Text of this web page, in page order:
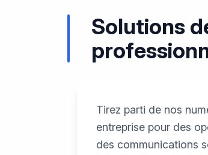
Solutions
Tirez parti de nos
entreprise pour des
des communications